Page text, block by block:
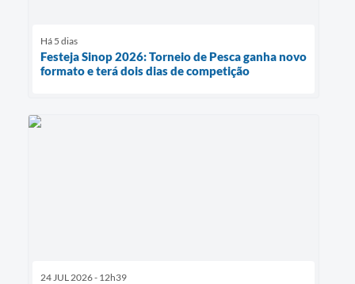
Há 5 dias
Festeja Sinop 2026: Torneio de Pesca ganha novo
formato e terá dois dias de competição
24 JUL 2026 - 12h39